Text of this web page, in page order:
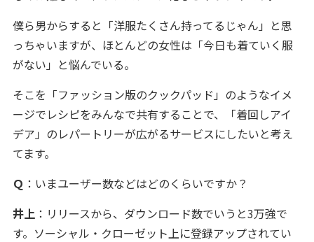
僕ら男からすると「洋服たくさん持ってるじゃん」と思
っちゃいますが、ほとんどの女性は「今日も着ていく服
がない」と悩んでいる。
そこを「ファッション版のクックパッド」のようなイメ
ージでレシピをみんなで共有することで、「着回しアイ
デア」のレパートリーが広がるサービスにしたいと考え
てます。
Ｑ ：いまユーザー数などはどのくらいですか？
井上：リリースから、ダウンロード数でいうと3万強で
す。ソーシャル・クローゼット上に登録アップされてい